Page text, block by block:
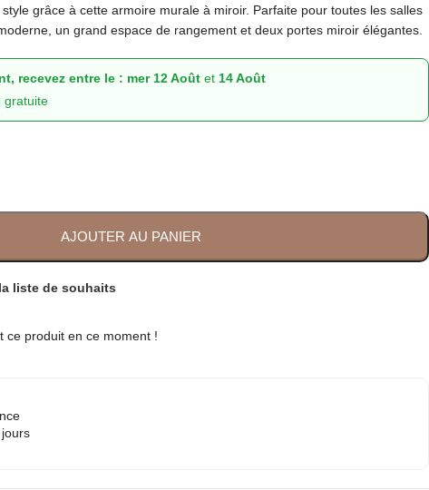
grâce à cette armoire murale à miroir. Parfaite pour toutes les salles
un grand espace de rangement et deux portes miroir élégantes.
recevez entre le : mer 12 Août et 14 Août
gratuite
AJOUTER AU PANIER
liste de souhaits
ce produit en ce moment !